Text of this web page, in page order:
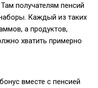
получателям пенсий
Каждый из таких
а продуктов,
хватить примерно
вместе с пенсией